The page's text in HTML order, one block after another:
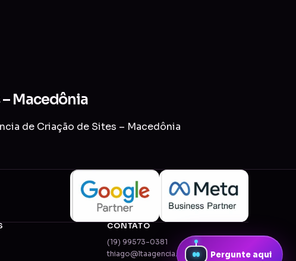
Macedônia
de Criação de Sites – Macedônia
CONTATO
(19) 99573-0381
thiago@ltaagencia.com.br
Pergunte aqui